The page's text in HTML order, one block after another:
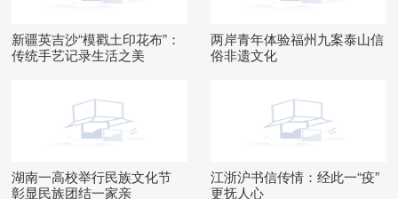
新疆英吉沙“模戳土印花布”：
传统手艺记录生活之美
两岸青年体验福州九案泰山信
俗非遗文化
湖南一高校举行民族文化节
彰显民族团结一家亲
江浙沪书信传情：经此一“疫”
更抚人心